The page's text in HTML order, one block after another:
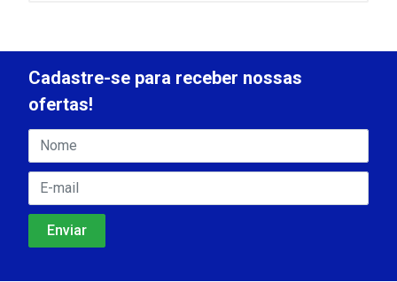
Cadastre-se para receber nossas
ofertas!